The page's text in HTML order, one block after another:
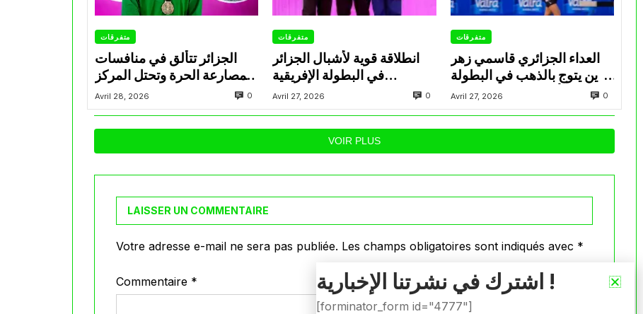
متفرقات
الجزائر تتألق في منافسات
المصارعة الحرة وتحتل المركز
الثاني في البطولة الإفريقية
U17
Avril 28, 2026 0
متفرقات
انطلاقة قوية لأشبال الجزائر
في البطولة الإفريقية
للمصارعة تحت 17 سنة
بالإسكندرية
Avril 27, 2026 0
متفرقات
العداء الجزائري قاسمي زهر
الدين يتوج بالذهب في البطولة
العربية لألعاب القوى للشباب
بتونس
Avril 27, 2026 0
VOIR PLUS
LAISSER UN COMMENTAIRE
Votre adresse e-mail ne sera pas publiée. Les champs obligatoires sont indiqués avec *
Commentaire * اشترك في نشرتنا الإخبارية !
[forminator_form id="4777"]